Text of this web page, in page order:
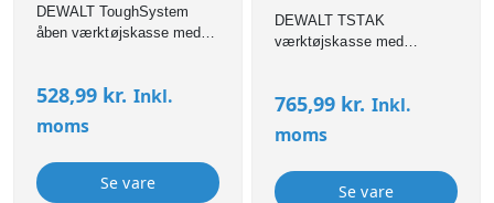
DEWALT ToughSystem
åben værktøjskasse med
opbevaring af værktøj og
528,99 kr. Inkl.
moms
Se vare
DEWALT TSTAK
værktøjskasse med
opbevaring og nem adgang
765,99 kr. Inkl.
moms
Se vare